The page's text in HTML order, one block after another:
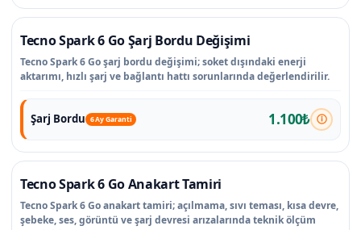
Tecno Spark 6 Go Şarj Bordu Değişimi
Tecno Spark 6 Go şarj bordu değişimi; soket dışındaki enerji
aktarımı, hızlı şarj ve bağlantı hattı sorunlarında değerlendirilir.
Şarj Bordu 6 Ay Garanti 1.100₺
Tecno Spark 6 Go Anakart Tamiri
Tecno Spark 6 Go anakart tamiri; açılmama, sıvı teması, kısa devre,
şebeke, ses, görüntü ve şarj devresi arızalarında teknik ölçüm